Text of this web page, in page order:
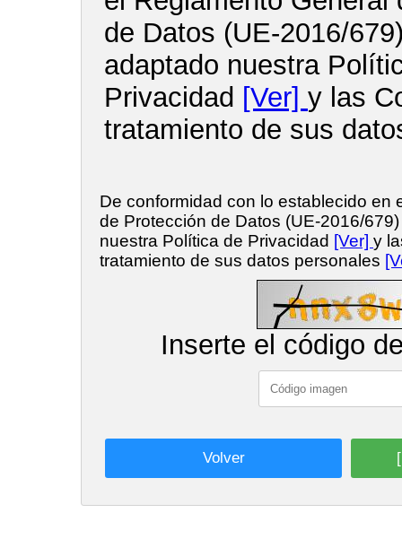
de Datos (UE-2016/
adaptado nuestra
Privacidad [Ver] y las
tratamiento de sus
De conformidad con lo establecido en
de Protección de Datos (UE-2016/
nuestra Política de Privacidad [Ver] y
tratamiento de sus datos personales
Inserte el código
Volver